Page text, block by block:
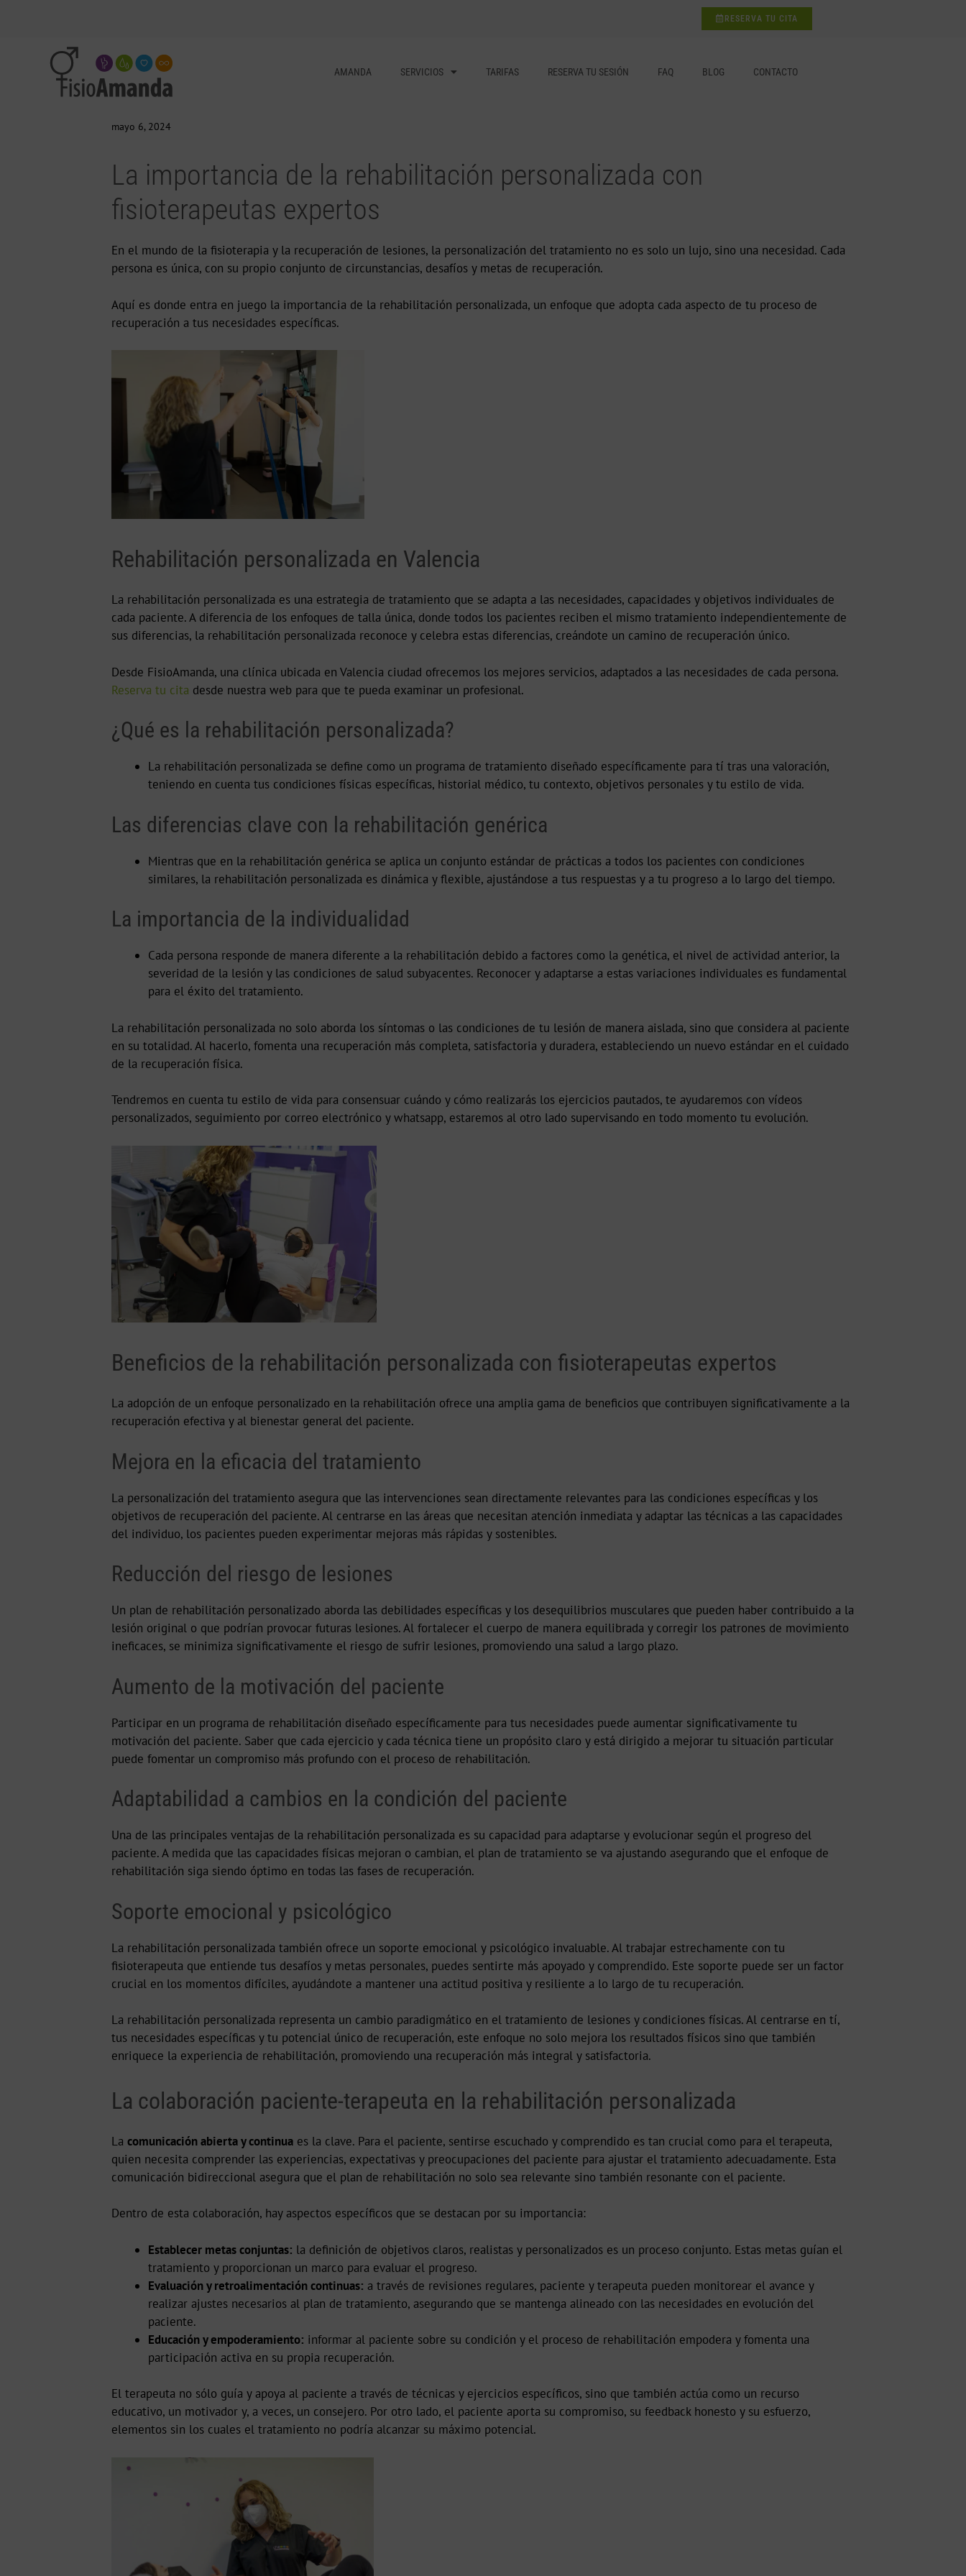
RESERVA TU CITA
AMANDA SERVICIOS TARIFAS RESERVA TU SESIÓN FAQ BLOG CONTACTO
mayo 6, 2024
La importancia de la rehabilitación personalizada con
fisioterapeutas expertos
En el mundo de la fisioterapia y la recuperación de lesiones, la personalización del tratamiento no es solo un lujo, sino una necesidad. Cada
persona es única, con su propio conjunto de circunstancias, desafíos y metas de recuperación.
Aquí es donde entra en juego la importancia de la rehabilitación personalizada, un enfoque que adopta cada aspecto de tu proceso de
recuperación a tus necesidades específicas.
Rehabilitación personalizada en Valencia
La rehabilitación personalizada es una estrategia de tratamiento que se adapta a las necesidades, capacidades y objetivos individuales de
cada paciente. A diferencia de los enfoques de talla única, donde todos los pacientes reciben el mismo tratamiento independientemente de
sus diferencias, la rehabilitación personalizada reconoce y celebra estas diferencias, creándote un camino de recuperación único.
Desde FisioAmanda, una clínica ubicada en Valencia ciudad ofrecemos los mejores servicios, adaptados a las necesidades de cada persona.
Reserva tu cita desde nuestra web para que te pueda examinar un profesional.
¿Qué es la rehabilitación personalizada?
La rehabilitación personalizada se define como un programa de tratamiento diseñado específicamente para tí tras una valoración,
teniendo en cuenta tus condiciones físicas específicas, historial médico, tu contexto, objetivos personales y tu estilo de vida.
Las diferencias clave con la rehabilitación genérica
Mientras que en la rehabilitación genérica se aplica un conjunto estándar de prácticas a todos los pacientes con condiciones
similares, la rehabilitación personalizada es dinámica y flexible, ajustándose a tus respuestas y a tu progreso a lo largo del tiempo.
La importancia de la individualidad
Cada persona responde de manera diferente a la rehabilitación debido a factores como la genética, el nivel de actividad anterior, la
severidad de la lesión y las condiciones de salud subyacentes. Reconocer y adaptarse a estas variaciones individuales es fundamental
para el éxito del tratamiento.
La rehabilitación personalizada no solo aborda los síntomas o las condiciones de tu lesión de manera aislada, sino que considera al paciente
en su totalidad. Al hacerlo, fomenta una recuperación más completa, satisfactoria y duradera, estableciendo un nuevo estándar en el cuidado
de la recuperación física.
Tendremos en cuenta tu estilo de vida para consensuar cuándo y cómo realizarás los ejercicios pautados, te ayudaremos con vídeos
personalizados, seguimiento por correo electrónico y whatsapp, estaremos al otro lado supervisando en todo momento tu evolución.
Beneficios de la rehabilitación personalizada con fisioterapeutas expertos
La adopción de un enfoque personalizado en la rehabilitación ofrece una amplia gama de beneficios que contribuyen significativamente a la
recuperación efectiva y al bienestar general del paciente.
Mejora en la eficacia del tratamiento
La personalización del tratamiento asegura que las intervenciones sean directamente relevantes para las condiciones específicas y los
objetivos de recuperación del paciente. Al centrarse en las áreas que necesitan atención inmediata y adaptar las técnicas a las capacidades
del individuo, los pacientes pueden experimentar mejoras más rápidas y sostenibles.
Reducción del riesgo de lesiones
Un plan de rehabilitación personalizado aborda las debilidades específicas y los desequilibrios musculares que pueden haber contribuido a la
lesión original o que podrían provocar futuras lesiones. Al fortalecer el cuerpo de manera equilibrada y corregir los patrones de movimiento
ineficaces, se minimiza significativamente el riesgo de sufrir lesiones, promoviendo una salud a largo plazo.
Aumento de la motivación del paciente
Participar en un programa de rehabilitación diseñado específicamente para tus necesidades puede aumentar significativamente tu
motivación del paciente. Saber que cada ejercicio y cada técnica tiene un propósito claro y está dirigido a mejorar tu situación particular
puede fomentar un compromiso más profundo con el proceso de rehabilitación.
Adaptabilidad a cambios en la condición del paciente
Una de las principales ventajas de la rehabilitación personalizada es su capacidad para adaptarse y evolucionar según el progreso del
paciente. A medida que las capacidades físicas mejoran o cambian, el plan de tratamiento se va ajustando asegurando que el enfoque de
rehabilitación siga siendo óptimo en todas las fases de recuperación.
Soporte emocional y psicológico
La rehabilitación personalizada también ofrece un soporte emocional y psicológico invaluable. Al trabajar estrechamente con tu
fisioterapeuta que entiende tus desafíos y metas personales, puedes sentirte más apoyado y comprendido. Este soporte puede ser un factor
crucial en los momentos difíciles, ayudándote a mantener una actitud positiva y resiliente a lo largo de tu recuperación.
La rehabilitación personalizada representa un cambio paradigmático en el tratamiento de lesiones y condiciones físicas. Al centrarse en tí,
tus necesidades específicas y tu potencial único de recuperación, este enfoque no solo mejora los resultados físicos sino que también
enriquece la experiencia de rehabilitación, promoviendo una recuperación más integral y satisfactoria.
La colaboración paciente-terapeuta en la rehabilitación personalizada
La comunicación abierta y continuaes la clave. Para el paciente, sentirse escuchado y comprendido es tan crucial como para el terapeuta,
quien necesita comprender las experiencias, expectativas y preocupaciones del paciente para ajustar el tratamiento adecuadamente. Esta
comunicación bidireccional asegura que el plan de rehabilitación no solo sea relevante sino también resonante con el paciente.
Dentro de esta colaboración, hay aspectos específicos que se destacan por su importancia:
Establecer metas conjuntas: la definición de objetivos claros, realistas y personalizados es un proceso conjunto. Estas metas guían el
tratamiento y proporcionan un marco para evaluar el progreso.
Evaluación y retroalimentación continuas: a través de revisiones regulares, paciente y terapeuta pueden monitorear el avance y
realizar ajustes necesarios al plan de tratamiento, asegurando que se mantenga alineado con las necesidades en evolución del
paciente.
Educación y empoderamiento: informar al paciente sobre su condición y el proceso de rehabilitación empodera y fomenta una
participación activa en su propia recuperación.
El terapeuta no sólo guía y apoya al paciente a través de técnicas y ejercicios específicos, sino que también actúa como un recurso
educativo, un motivador y, a veces, un consejero. Por otro lado, el paciente aporta su compromiso, su feedback honesto y su esfuerzo,
elementos sin los cuales el tratamiento no podría alcanzar su máximo potencial.